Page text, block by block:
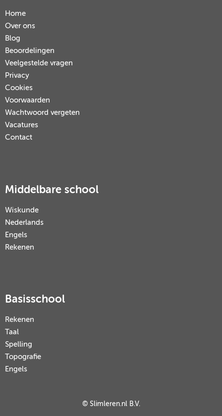
Home
Over ons
Blog
Beoordelingen
Veelgestelde vragen
Privacy
Cookies
Voorwaarden
Wachtwoord vergeten
Vacatures
Contact
Middelbare school
Wiskunde
Nederlands
Engels
Rekenen
Basisschool
Rekenen
Taal
Spelling
Topografie
Engels
© Slimleren.nl B.V.